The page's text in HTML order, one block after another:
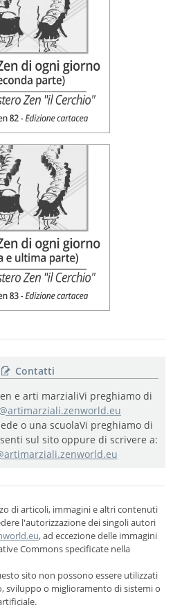
Contatti
e arti marzialiVi preghiamo di
o una scuolaVi preghiamo di
sul sito oppure di scrivere a:
di articoli, immagini e altri contenuti
l'autorizzazione dei singoli autori
, ad eccezione delle immagini
Commons specificate nella
sito non possono essere utilizzati
sviluppo o miglioramento di sistemi o